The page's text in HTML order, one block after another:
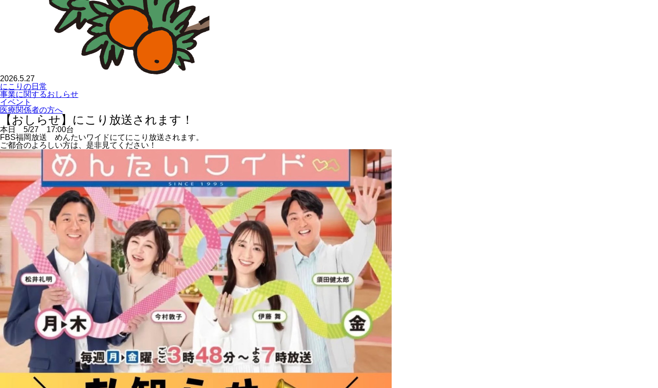
2026.5.27
にこりの日常
事業に関するおしらせ
イベント
医療関係者の方へ
【おしらせ】にこり放送されます！
本日 5/27 17:00台
FBS福岡放送 めんたいワイドにてにこり放送されます。
ご都合のよろしい方は、是非見てください！